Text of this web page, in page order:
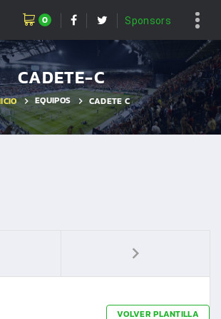
0 Sponsors
CADETE-C
EQUIPOS CADETE C
VOLVER PLANTILLA